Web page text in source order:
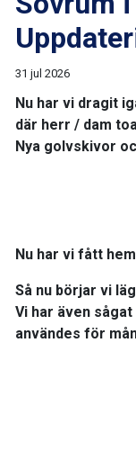
31 jul 2026
Nu har vi dragit
där herr / dam
Nya golvskivor
Nu har vi fått
Så nu börjar vi
Vi har även
användes för